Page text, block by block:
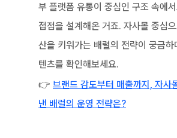
부 플랫폼 유통이 중심인 구조 속에
접점을 설계해온 거죠. 자사몰 중심
산을 키워가는 배럴의 전략이 궁금하
텐츠를 확인해보세요.
👉 브랜드 감도부터 매출까지, 자사
낸 배럴의 운영 전략은?